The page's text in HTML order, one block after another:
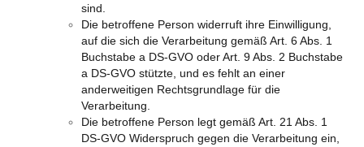
sind.
Die betroffene Person widerruft ihre Einwilligung,
auf die sich die Verarbeitung gemäß Art. 6 Abs. 1
Buchstabe a DS-GVO oder Art. 9 Abs. 2 Buchstabe
a DS-GVO stützte, und es fehlt an einer
anderweitigen Rechtsgrundlage für die
Verarbeitung.
Die betroffene Person legt gemäß Art. 21 Abs. 1
DS-GVO Widerspruch gegen die Verarbeitung ein,